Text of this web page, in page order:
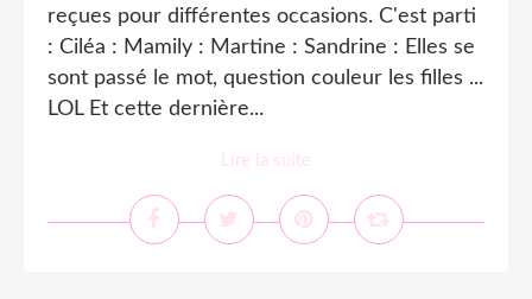
reçues pour différentes occasions. C'est parti
: Ciléa : Mamily : Martine : Sandrine : Elles se
sont passé le mot, question couleur les filles ...
LOL Et cette dernière...
Lire la suite